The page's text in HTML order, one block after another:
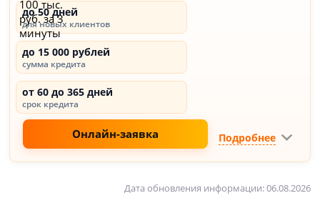
до 50 дней
для новых клиентов
до 15 000 рублей
сумма кредита
от 60 до 365 дней
срок кредита
Онлайн-заявка Подробнее
Дата обновления информации: 06.08.2026